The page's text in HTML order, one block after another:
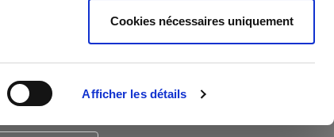
Afficher les détails
Cookies nécessaires uniquement